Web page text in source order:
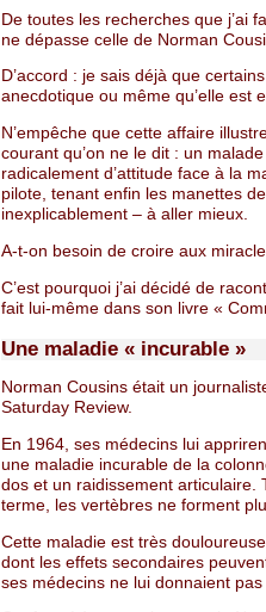
De toutes les recherches que j’ai
ne dépasse celle de Norman
D’accord : je sais déjà que
anecdotique ou même qu’elle est
N’empêche que cette affaire
courant qu’on ne le dit : un
radicalement d’attitude face à la
pilote, tenant enfin les manettes
inexplicablement – à aller mieux.
A-t-on besoin de croire aux
C’est pourquoi j’ai décidé de
fait lui-même dans son livre «
Une maladie « incurable »
Norman Cousins était un
Saturday Review.
En 1964, ses médecins lui
une maladie incurable de la
dos et un raidissement articulaire.
terme, les vertèbres ne forment
Cette maladie est très
dont les effets secondaires
ses médecins ne lui donnaient